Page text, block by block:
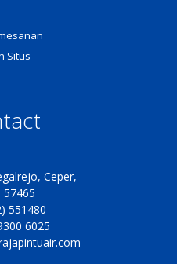
Situs
Ceper,
57465
551480
6025